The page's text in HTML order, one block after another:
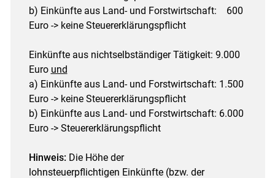
b) Einkünfte aus Land- und Forstwirtschaft: 600
Euro -> keine Steuererklärungspflicht
Einkünfte aus nichtselbständiger Tätigkeit: 9.000
Euro und
a) Einkünfte aus Land- und Forstwirtschaft: 1.500
Euro -> keine Steuererklärungspflicht
b) Einkünfte aus Land- und Forstwirtschaft: 6.000
Euro -> Steuererklärungspflicht
Hinweis: Die Höhe der
lohnsteuerpflichtigen Einkünfte (bzw. der